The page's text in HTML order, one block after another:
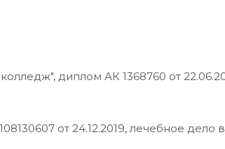
диплом АК 1368760 от
от 24.12.2019, лечебное дело в